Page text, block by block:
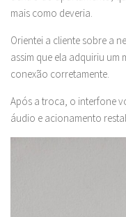
mais como deveria.
Orientei a cliente sobre a
assim que ela adquiriu
conexão corretamente.
Após a troca, o interfone
áudio e acionamento